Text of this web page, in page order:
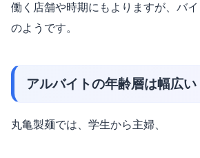
働く店舗や時期にもよりますが、バ
のようです。
アルバイトの年齢層は幅広い
丸亀製麺では、学生から主婦、